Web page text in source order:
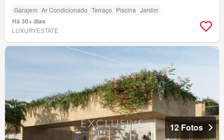
Garajem Ar Condicionado Terraço Piscina Jardim
Há 30+ dias
LUXURYESTATE
12 Fotos